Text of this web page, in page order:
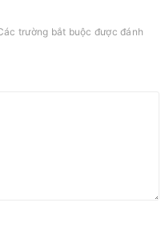
trường bắt buộc được đánh